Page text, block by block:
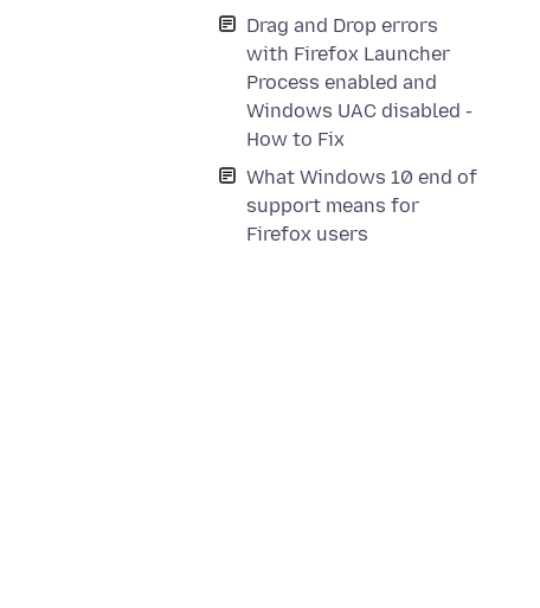
Drag and Drop errors
with Firefox Launcher
Process enabled and
Windows UAC disabled -
How to Fix
What Windows 10 end of
support means for
Firefox users